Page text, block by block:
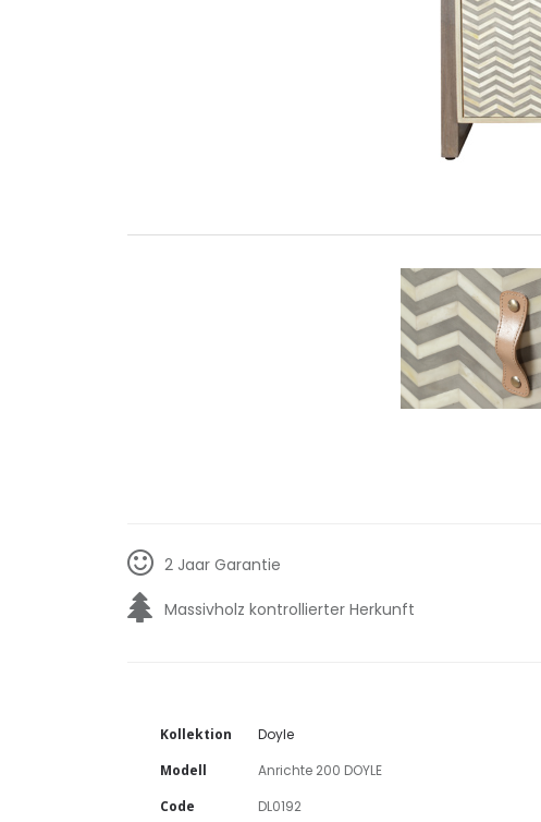
2 Jaar Garantie
Massivholz kontrollierter Herkunft
Kollektion
Doyle
Modell
Anrichte 200 DOYLE
Code
DL0192